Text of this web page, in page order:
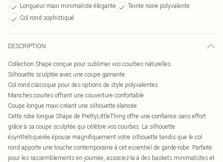
Longueur maxi minimaliste élégante
Teinte noire polyvalente
Col rond sophistiqué
DESCRIPTION
Collection Shape conçue pour sublimer vos courbes naturelles
Silhouette sculptée avec une coupe gainante
Col rond classique pour des options de style polyvalentes
Manches courtes offrant une couverture confortable
Coupe longue maxi créant une silhouette élancée
Cette robe longue Shape de PrettyLittleThing offre une confiance sans effort
grâce à sa coupe sculptée qui célèbre vos courbes. La silhouette
ésynthétiquerée épouse magnifiquement votre silhouette tandis que le col
rond apporte une touche contemporaine à cet essentiel de garde-robe. Parfaite
pour les rassemblements en journée, associez-la à des baskets minimalistes et